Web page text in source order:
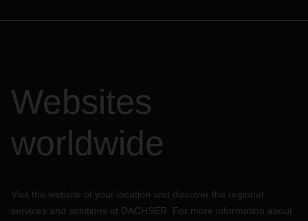
Websites
worldwide
Visit the website of your location and discover the regional
services and solutions of DACHSER. For more information about